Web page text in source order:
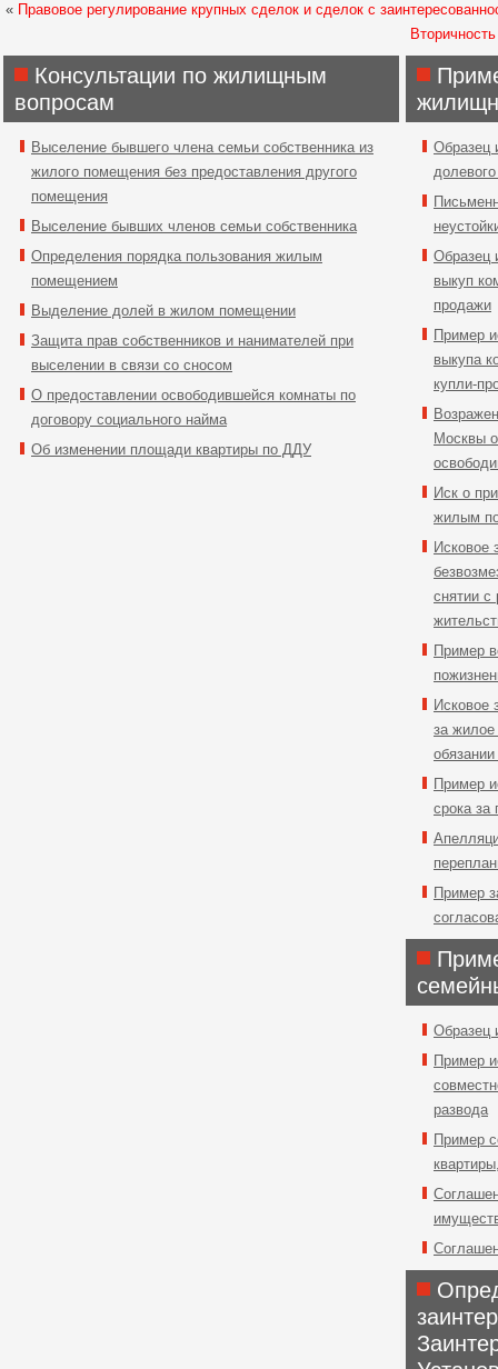
« Правовое регулирование крупных сделок и сделок с
Консультации по жилищным
вопросам
Выселение бывшего члена семьи собственника из
жилого помещения без предоставления другого
помещения
Выселение бывших членов семьи собственника
Определения порядка пользования жилым
помещением
Выделение долей в жилом помещении
Защита прав собственников и нанимателей при
выселении в связи со сносом
О предоставлении освободившейся комнаты по
договору социального найма
Об изменении площади квартиры по ДДУ
Образец
Образец
выкуп
продажи
Пример
выкупа
купли-
Москвы
Иск о
жилым
Исковое
снятии с
Пример
Исковое
за
Пример
срока
Пример
Образец
Пример
развода
Пример